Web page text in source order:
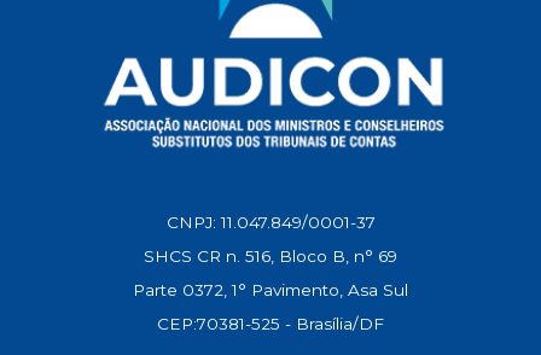
CNPJ: 11.047.849/0001-37
SHCS CR n. 516, Bloco B, n° 69
Parte 0372, 1° Pavimento, Asa Sul
CEP:70381-525 - Brasília/DF